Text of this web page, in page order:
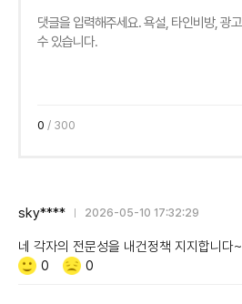
0 / 300
sky**** 2026-05-10 17:32:29
네 각자의 전문성을 내건정책 지지합니다~
Like/Dislike
공
0
비
0